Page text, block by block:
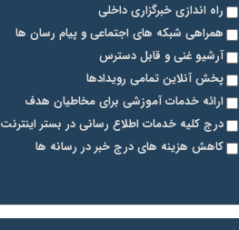
راه اندازی خبرگزاری داخلی
همراهی شبکه های اجتماعی و پیام رسان ها
آرشیو غنی و قابل دسترس
پخش آنلاین تمامی رویدادها
ارائه خدمات آموزشی برای مخاطیان هدف
درج کلیه خدمات اطلاع رسانی در بستر اینترنت
کاهش هزینه های درج خبر در رسانه ها